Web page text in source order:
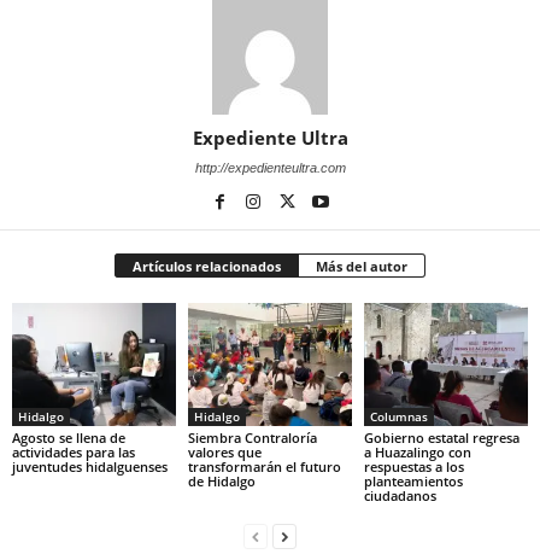
Expediente Ultra
http://expedienteultra.com
Artículos relacionados Más del autor
Hidalgo
Agosto se llena de
actividades para las
juventudes hidalguenses
Hidalgo
Siembra Contraloría
valores que
transformarán el futuro
de Hidalgo
Columnas
Gobierno estatal regresa
a Huazalingo con
respuestas a los
planteamientos
ciudadanos